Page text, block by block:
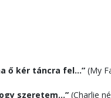
ő kér táncra fel...” (My
szeretem...” (Charlie